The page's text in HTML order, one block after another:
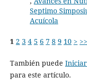
Septimo
Acuícola
1 2 3 4 5 6 7 8 9 10 > >>
También puede
para este artículo.